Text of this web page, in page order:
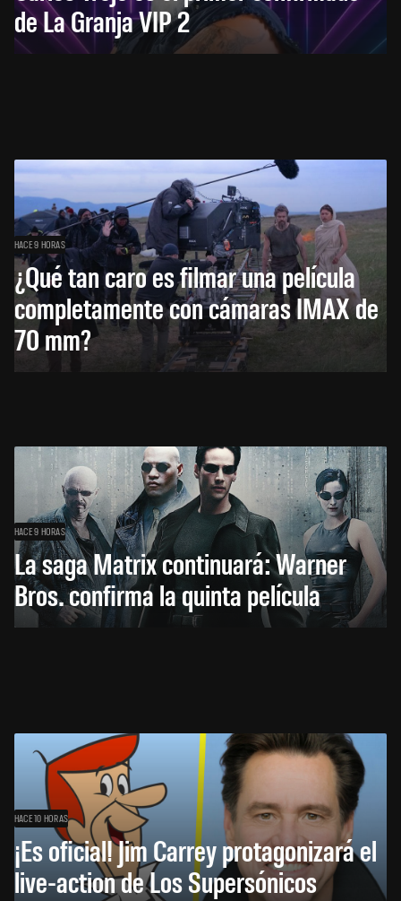
de La Granja VIP 2
HACE 9 HORAS
¿Qué tan caro es filmar una película
completamente con cámaras IMAX de
70 mm?
HACE 9 HORAS
La saga Matrix continuará: Warner
Bros. confirma la quinta película
HACE 10 HORAS
¡Es oficial! Jim Carrey protagonizará el
live-action de Los Supersónicos